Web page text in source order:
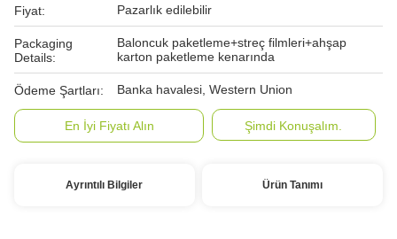
Fiyat: Pazarlık edilebilir
Packaging
Details:
Baloncuk paketleme+streç filmleri+ahşap
karton paketleme kenarında
Ödeme Şartları: Banka havalesi, Western Union
En İyi Fiyatı Alın Şimdi Konuşalım.
Ayrıntılı Bilgiler Ürün Tanımı